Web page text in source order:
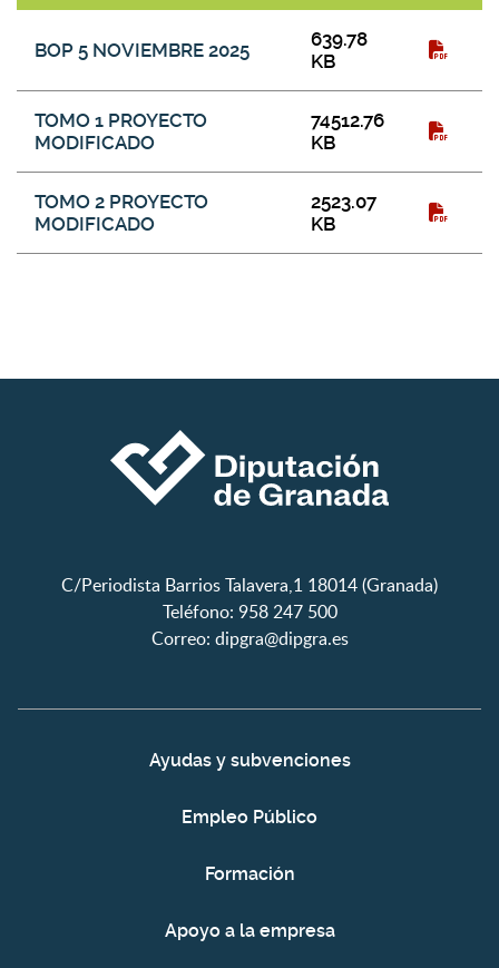
BOP 5 NOVIEMBRE 2025
639.78
KB
TOMO 1 PROYECTO
MODIFICADO
74512.76
KB
TOMO 2 PROYECTO
MODIFICADO
2523.07
KB
C/Periodista Barrios Talavera,1 18014 (Granada)
Teléfono: 958 247 500
Correo: dipgra@dipgra.es
Ayudas y subvenciones
Empleo Público
Formación
Apoyo a la empresa